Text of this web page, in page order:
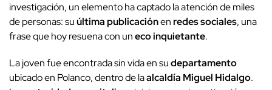
investigación, un elemento ha captado la atención de miles
de personas: suúltima publicaciónenredes sociales, una
frase que hoy resuena con uneco inquietante.
La joven fue encontrada sin vida en sudepartamento
ubicado en Polanco, dentro de laalcaldía Miguel Hidalgo.